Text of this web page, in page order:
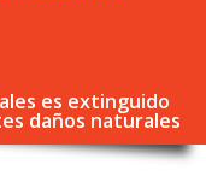
es extinguido
daños naturales